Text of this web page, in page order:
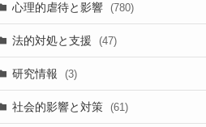
心理的虐待と影響 (780)
法的対処と支援 (47)
研究情報 (3)
社会的影響と対策 (61)